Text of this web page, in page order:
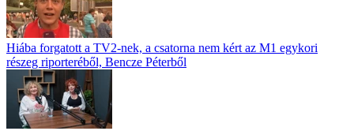
Hiába forgatott a TV2-nek, a csatorna nem kért az M1 egykori
részeg riporteréből, Bencze Péterből